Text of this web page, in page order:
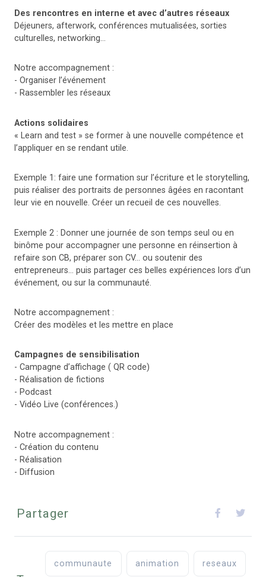
Des rencontres en interne et avec d’autres réseaux
Déjeuners, afterwork, conférences mutualisées, sorties
culturelles, networking…
Notre accompagnement :
- Organiser l’événement
- Rassembler les réseaux
Actions solidaires
« Learn and test » se former à une nouvelle compétence et
l’appliquer en se rendant utile.
Exemple 1: faire une formation sur l’écriture et le storytelling,
puis réaliser des portraits de personnes âgées en racontant
leur vie en nouvelle. Créer un recueil de ces nouvelles.
Exemple 2 : Donner une journée de son temps seul ou en
binôme pour accompagner une personne en réinsertion à
refaire son CB, préparer son CV... ou soutenir des
entrepreneurs… puis partager ces belles expériences lors d’un
événement, ou sur la communauté.
Notre accompagnement :
Créer des modèles et les mettre en place
Campagnes de sensibilisation
- Campagne d’affichage ( QR code)
- Réalisation de fictions
- Podcast
- Vidéo Live (conférences.)
Notre accompagnement :
- Création du contenu
- Réalisation
- Diffusion
Partager
communaute animation reseaux